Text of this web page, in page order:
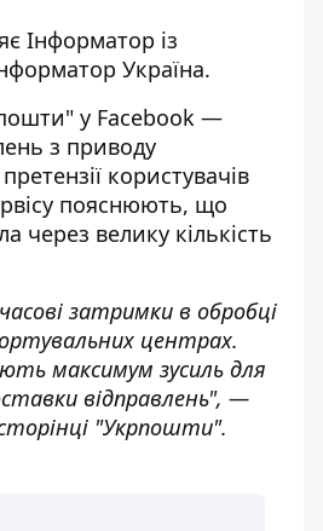
Інформатор із
Україна.
у Facebook —
з приводу
користувачів
пояснюють, що
через велику кількість
затримки в обробці
центрах.
максимум зусиль для
відправлень", —
"Укрпошти".